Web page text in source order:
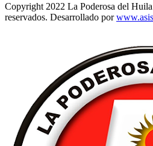
Copyright 2022 La Poderosa del
reservados. Desarrollado por